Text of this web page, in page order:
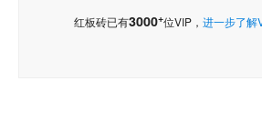
红板砖已有3000+位VIP， 进一步了解